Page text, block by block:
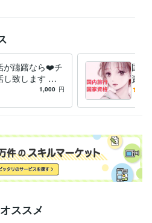
経験年数 : 10年
インストラクター
員
経験年数 : 2年
経験年数 : 20年
12月 ~ 2023年9月
2019年11月
2月
て頂きました☆*:.｡ ✴️
が躊躇なら❤️チ
し致します 社
クルームでチ
1,000 円
国内
資格
内旅
策で
ススメ